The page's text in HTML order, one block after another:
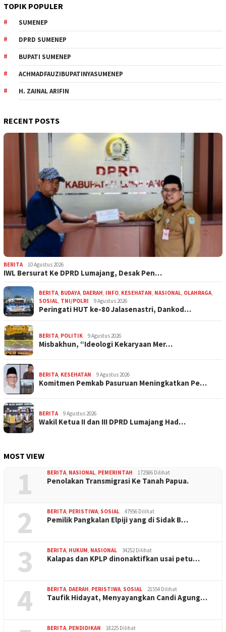
TOPIK POPULER
SUMENEP
DPRD SUMENEP
BUPATI SUMENEP
ACHMADFAUZIBUPATINYASUMENEP
H. ZAINAL ARIFIN
RECENT POSTS
BERITA 10 Agustus 2026
IWL Bersurat Ke DPRD Lumajang, Desak Pen…
BERITA BUDAYA DAERAH INFO KESEHATAN NASIONAL OLAHRAGA
SOSIAL TNI/POLRI 9 Agustus 2026
Peringati HUT ke-80 Jalasenastri, Dankod…
BERITA POLITIK 9 Agustus 2026
Misbakhun, “Ideologi Kekaryaan Mer…
BERITA KESEHATAN 9 Agustus 2026
Komitmen Pemkab Pasuruan Meningkatkan Pe…
BERITA 9 Agustus 2026
Wakil Ketua II dan III DPRD Lumajang Had…
MOST VIEW
1 BERITA NASIONAL PEMERINTAH 172586 Dilihat
Penolakan Transmigrasi Ke Tanah Papua.
2 BERITA PERISTIWA SOSIAL 47956 Dilihat
Pemilik Pangkalan Elpiji yang di Sidak B…
3 BERITA HUKUM NASIONAL 34252 Dilihat
Kalapas dan KPLP dinonaktifkan usai petu…
4 BERITA DAERAH PERISTIWA SOSIAL 21554 Dilihat
Taufik Hidayat, Menyayangkan Candi Agung…
BERITA PENDIDIKAN 18225 Dilihat